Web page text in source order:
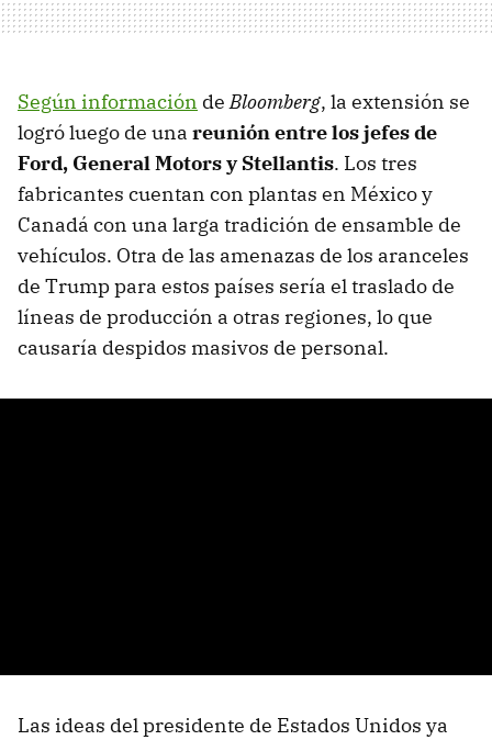
Según información deBloomberg, la extensión se
logró luego de una reunión entre los jefes de
Ford, General Motors y Stellantis. Los tres
fabricantes cuentan con plantas en México y
Canadá con una larga tradición de ensamble de
vehículos. Otra de las amenazas de los aranceles
de Trump para estos países sería el traslado de
líneas de producción a otras regiones, lo que
causaría despidos masivos de personal.
Las ideas del presidente de Estados Unidos ya